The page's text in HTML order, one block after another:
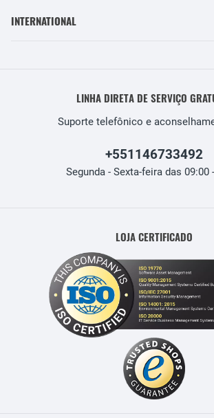
INTERNATIONAL
LINHA DIRETA DE SERVIÇO
Suporte telefônico e
+551146733492
Segunda - Sexta-feira das 09:00
LOJA CERTIFICADO